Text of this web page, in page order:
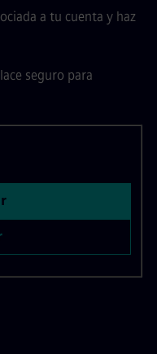
a tu cuenta y haz
seguro para
electrónico